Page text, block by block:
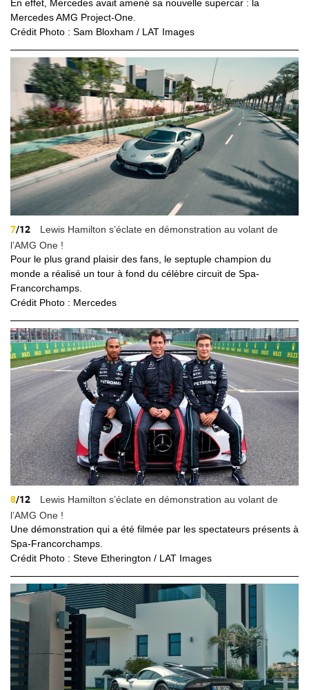
En effet, Mercedes avait amené sa nouvelle supercar : la
Mercedes AMG Project-One.
Crédit Photo : Sam Bloxham / LAT Images
7/12
Lewis Hamilton s’éclate en démonstration au volant de
l’AMG One !
Pour le plus grand plaisir des fans, le septuple champion du
monde a réalisé un tour à fond du célèbre circuit de Spa-
Francorchamps.
Crédit Photo : Mercedes
8/12
Lewis Hamilton s’éclate en démonstration au volant de
l’AMG One !
Une démonstration qui a été filmée par les spectateurs présents à
Spa-Francorchamps.
Crédit Photo : Steve Etherington / LAT Images